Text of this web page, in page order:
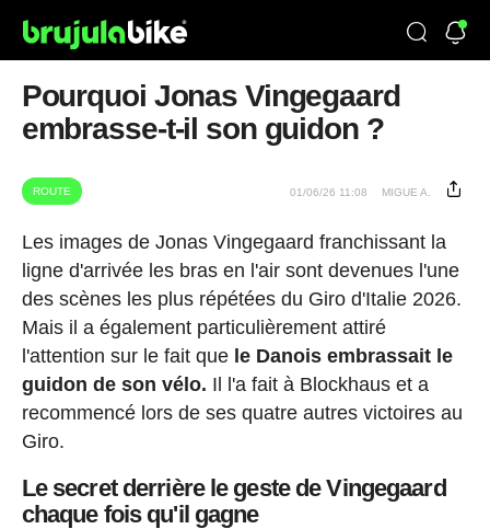
Pourquoi Jonas Vingegaard
embrasse-t-il son guidon ?
ROUTE 01/06/26 11:08 MIGUE A.
Les images de Jonas Vingegaard franchissant la
ligne d'arrivée les bras en l'air sont devenues l'une
des scènes les plus répétées du Giro d'Italie 2026.
Mais il a également particulièrement attiré
l'attention sur le fait que le Danois embrassait le
guidon de son vélo. Il l'a fait à Blockhaus et a
recommencé lors de ses quatre autres victoires au
Giro.
Le secret derrière le geste de Vingegaard
chaque fois qu'il gagne